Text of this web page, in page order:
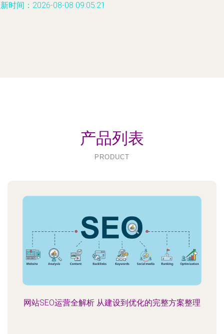
时间：2026-08-08 09:05:21
产品列表
PRODUCT
网站SEO运营全解析 从建设到优化的完整方案整理